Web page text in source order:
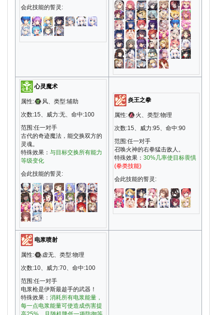
会此技能的誓灵:
心灵魔术
属性:
风、类型:辅助
次数:15、威力:无、命中:100
范围:任一对手
古代的奇迹魔法，能交换双方的
灵魂。
特殊效果： 与目标交换所有能力
等级变化
会此技能的誓灵:
炎王之拳
属性:
火、类型:物理
次数:15、威力:95、命中:90
范围:任一对手
召唤火神的右拳猛击敌人。
特殊效果： 30%几率使目标畏惧
(拳类技能)
会此技能的誓灵:
电浆喷射
属性:
虚无、类型:物理
次数:10、威力:70、命中:100
范围:任一对手
电浆枪是伊斯最趁手的武器！
特殊效果： 消耗所有电浆能量，
每一点电浆能量可使造成伤害提